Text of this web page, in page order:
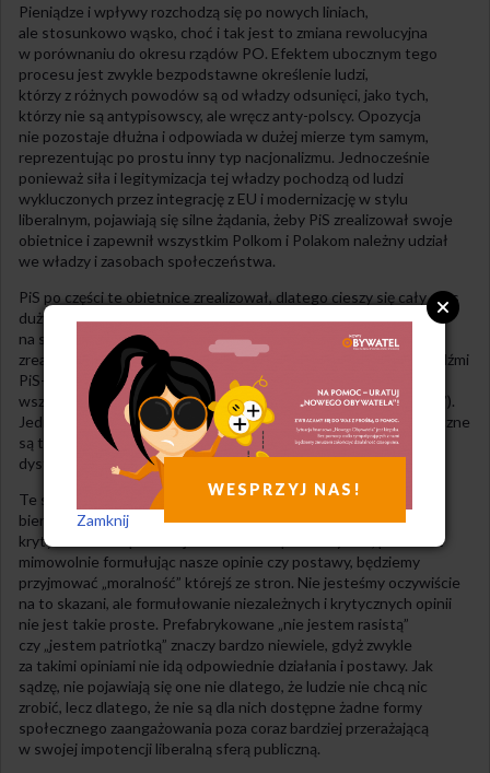
Pieniądze i wpływy rozchodzą się po nowych liniach,
ale stosunkowo wąsko, choć i tak jest to zmiana rewolucyjna
w porównaniu do okresu rządów PO. Efektem ubocznym tego
procesu jest zwykle bezpodstawne określenie ludzi,
którzy z różnych powodów są od władzy odsunięci, jako tych,
którzy nie są antypisowscy, ale wręcz anty-polscy. Opozycja
nie pozostaje dłużna i odpowiada w dużej mierze tym samym,
reprezentując po prostu inny typ nacjonalizmu. Jednocześnie
ponieważ siła i legitymizacja tej władzy pochodzą od ludzi
wykluczonych przez integrację z EU i modernizację w stylu
liberalnym, pojawiają się silne żądania, żeby PiS zrealizował swoje
obietnice i zapewnił wszystkim Polkom i Polakom należny udział
we władzy i zasobach społeczeństwa.
PiS po części te obietnice zrealizował, dlatego cieszy się cały czas
dużym poparciem. Jednak w dłuższej perspektywie ze względu
na sposób organizacji władzy, nigdy nie będzie w stanie ich
zrealizować w pełni. Wyborcy PiS-u nie będą nigdy wszyscy „ludźmi
PiS-u”, tak jak „nowocześni i kompetentni” dla PO nie mogli być
wszyscy (byli tacy tylko na tle „zacofanych i niekompetentnych”).
Jedna i druga strategia opierają się na dzieleniu. Spory ideologiczne
są tu najbardziej widoczną częścią sporów o sposób
dystrybuowania w społeczeństwie zasobów i władzy.
Te sposoby to ów biznes partii rządzących, w którym wszyscy
bierzemy udział. Bez uwzględnienia jego charakteru wszelka
krytyka moralna pozostaje naiwna i bezproduktywna, ponieważ
mimowolnie formułując nasze opinie czy postawy, będziemy
przyjmować „moralność” którejś ze stron. Nie jesteśmy oczywiście
na to skazani, ale formułowanie niezależnych i krytycznych opinii
nie jest takie proste. Prefabrykowane „nie jestem rasistą”
czy „jestem patriotką” znaczy bardzo niewiele, gdyż zwykle
za takimi opiniami nie idą odpowiednie działania i postawy. Jak
sądzę, nie pojawiają się one nie dlatego, że ludzie nie chcą nic
zrobić, lecz dlatego, że nie są dla nich dostępne żadne formy
społecznego zaangażowania poza coraz bardziej przerażającą
w swojej impotencji liberalną sferą publiczną.
WESPRZYJ NAS!
Zamknij